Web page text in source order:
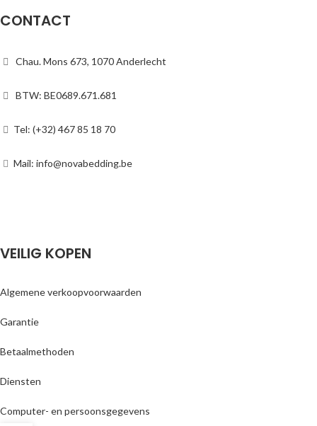
CONTACT
Chau. Mons 673, 1070 Anderlecht
BTW: BE0689.671.681
Tel: (+32) 467 85 18 70
Mail: info@novabedding.be
VEILIG KOPEN
Algemene verkoopvoorwaarden
Garantie
Betaalmethoden
Diensten
Computer- en persoonsgegevens